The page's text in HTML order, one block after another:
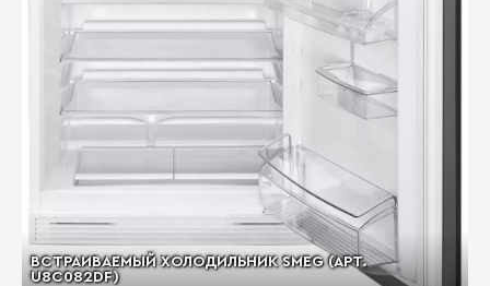
ВСТРАИВАЕМЫЙ ХОЛОДИЛЬНИК SMEG (АРТ.
U8C082DF)